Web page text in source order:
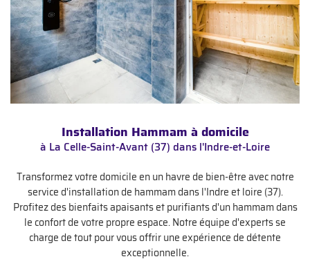
Installation Hammam à domicile
à La Celle-Saint-Avant (37) dans l'Indre-et-Loire
Transformez votre domicile en un havre de bien-être avec notre
service d'installation de hammam dans l'Indre et loire (37).
Profitez des bienfaits apaisants et purifiants d'un hammam dans
le confort de votre propre espace. Notre équipe d'experts se
charge de tout pour vous offrir une expérience de détente
exceptionnelle.